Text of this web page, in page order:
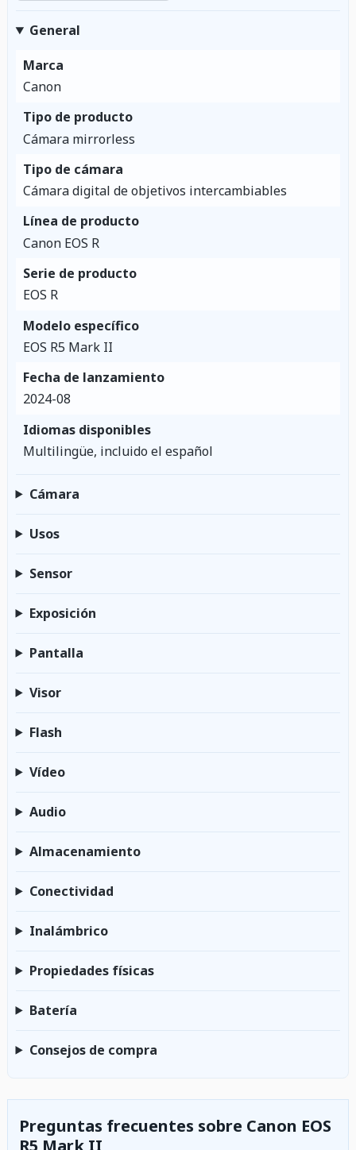
General
Marca
Canon
Tipo de producto
Cámara mirrorless
Tipo de cámara
Cámara digital de objetivos intercambiables
Línea de producto
Canon EOS R
Serie de producto
EOS R
Modelo específico
EOS R5 Mark II
Fecha de lanzamiento
2024-08
Idiomas disponibles
Multilingüe, incluido el español
Cámara
Usos
Sensor
Exposición
Pantalla
Visor
Flash
Vídeo
Audio
Almacenamiento
Conectividad
Inalámbrico
Propiedades físicas
Batería
Consejos de compra
Preguntas frecuentes sobre Canon EOS